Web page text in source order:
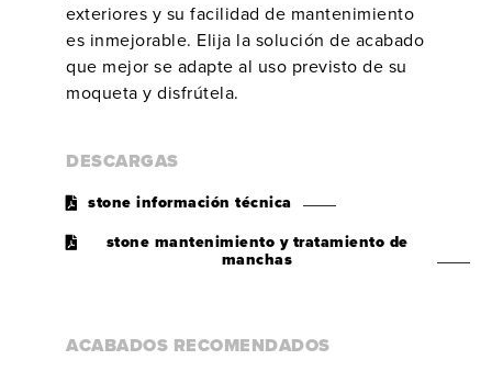
exteriores y su facilidad de mantenimiento
es inmejorable. Elija la solución de acabado
que mejor se adapte al uso previsto de su
moqueta y disfrútela.
DESCARGAS
stone información técnica
stone mantenimiento y tratamiento de
manchas
ACABADOS RECOMENDADOS